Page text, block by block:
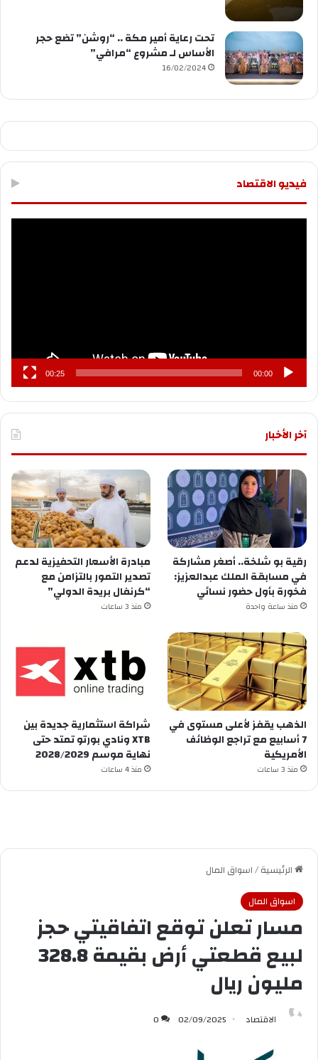
تحت رعاية أمير مكة .. “روشن” تضع حجر
الأساس لـ مشروع “مرافي”
16/02/2024
فيديو الاقتصاد
00:00
00:25
آخر الأخبار
رقية بو شلخة.. أصغر مشاركة
في مسابقة الملك عبدالعزيز:
فخورة بأول حضور نسائي
منذ ساعة واحدة
مبادرة الأسعار التحفيزية لدعم
تصدير التمور بالتزامن مع
“كرنفال بريدة الدولي”
منذ 3 ساعات
الذهب يقفز لأعلى مستوى في
7 أسابيع مع تراجع الوظائف
الأمريكية
منذ 3 ساعات
شراكة استثمارية جديدة بين
XTB ونادي بورتو تمتد حتى
نهاية موسم 2028/2029
منذ 4 ساعات